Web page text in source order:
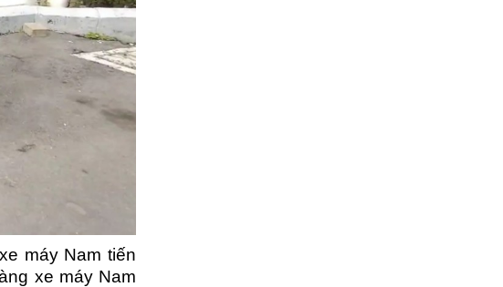
máy Nam tiến
xe máy Nam